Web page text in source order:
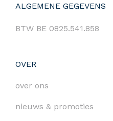
ALGEMENE GEGEVENS
BTW BE 0825.541.858
OVER
over ons
nieuws & promoties